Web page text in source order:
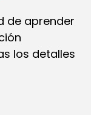
de aprender
los detalles